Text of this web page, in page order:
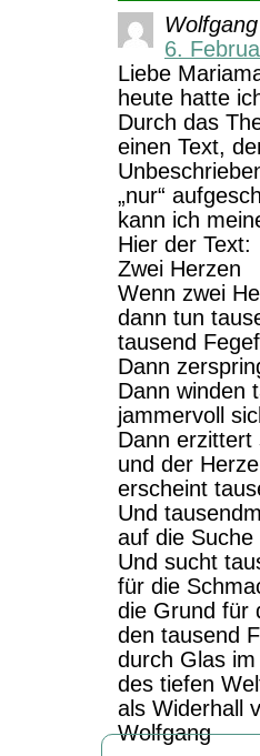
6.
Liebe
heute hatte
Durch das
einen Text,
„nur“
kann ich
Hier der Text:
Zwei Herzen
Wenn zwei
dann tun
tausend
Dann
Dann winden
jammervoll
Dann erzittert
und der
erscheint
Und
auf die
Und sucht
für die
die Grund für
den tausend
durch Glas
des tiefen
als Widerhall
Wolfgang